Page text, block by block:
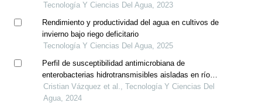
Tecnología Y Ciencias Del Agua, 2023
Rendimiento y productividad del agua en cultivos de
invierno bajo riego deficitario
Tecnología Y Ciencias Del Agua, 2025
Perfil de susceptibilidad antimicrobiana de
enterobacterias hidrotransmisibles aisladas en río
guamote, chimborazo
Cristian Vázquez et al., Tecnología Y Ciencias Del
Agua, 2024